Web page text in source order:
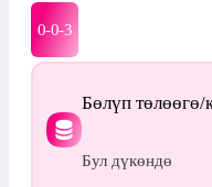
0-0-3
Бөлүп төлөөгө/
Бул дүкөндө